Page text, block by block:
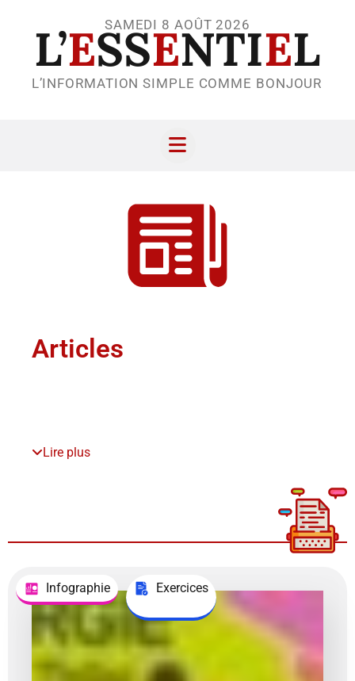
SAMEDI 8 AOÛT 2026
L’ESSENTIEL
L’INFORMATION SIMPLE COMME BONJOUR
Articles
Lire plus
Infographie Exercices